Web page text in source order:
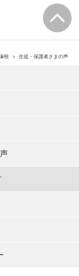
校
生徒・保護者さまの声